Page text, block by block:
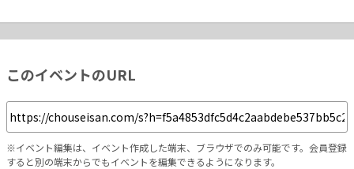
このイベントのURL
※イベント編集は、イベント作成した端末、ブラウザでのみ可能です。会員登録
すると別の端末からでもイベントを編集できるようになります。